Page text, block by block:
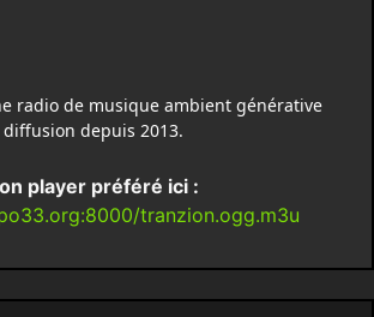
radio de musique ambient générative
depuis 2013.
player préféré ici :
tranzion.ogg.m3u